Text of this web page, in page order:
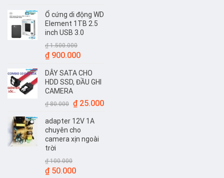
Ổ cứng di động WD
Element 1TB 2.5
inch USB 3.0
₫1.500.000
Giá
là:
₫ 1.500.000.
₫900.000Giá
tại
là:
DÂY SATA CHO
HDD SSD, ĐẦU GHI
CAMERA
₫80.000 Giá
là:
₫ 80.000.
₫25.000Giá
adapter 12V 1A
chuyên cho
camera xịn ngoài
trời
₫100.000
Giá
₫50.000Giá